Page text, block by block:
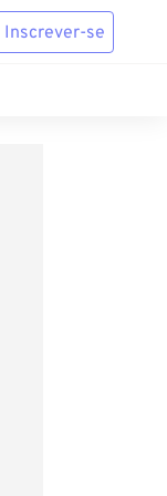
Inscrever-se